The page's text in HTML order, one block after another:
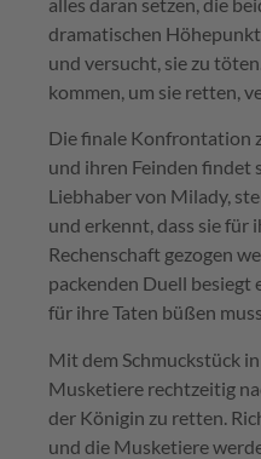
dramatischen
und versucht, sie zu
kommen, um sie retten,
Die finale Konfrontation
und ihren Feinden findet
Liebhaber von Milady,
und erkennt, dass sie für
Rechenschaft gezogen
packenden Duell besiegt
für ihre Taten büßen
Mit dem Schmuckstück
Musketiere rechtzeitig
der Königin zu retten.
und die Musketiere